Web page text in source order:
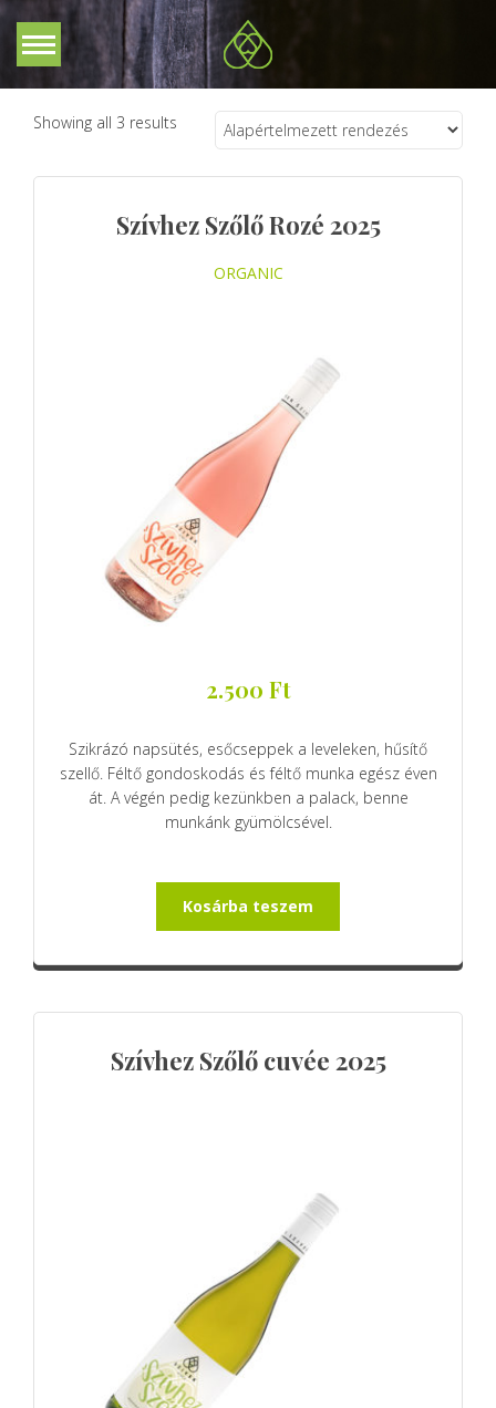
Showing all 3 results
Szívhez Szőlő Rozé 2025
ORGANIC
2.500 Ft
Szikrázó napsütés, esőcseppek a leveleken, hűsítő
szellő. Féltő gondoskodás és féltő munka egész éven
át. A végén pedig kezünkben a palack, benne
munkánk gyümölcsével.
Kosárba teszem
Szívhez Szőlő cuvée 2025